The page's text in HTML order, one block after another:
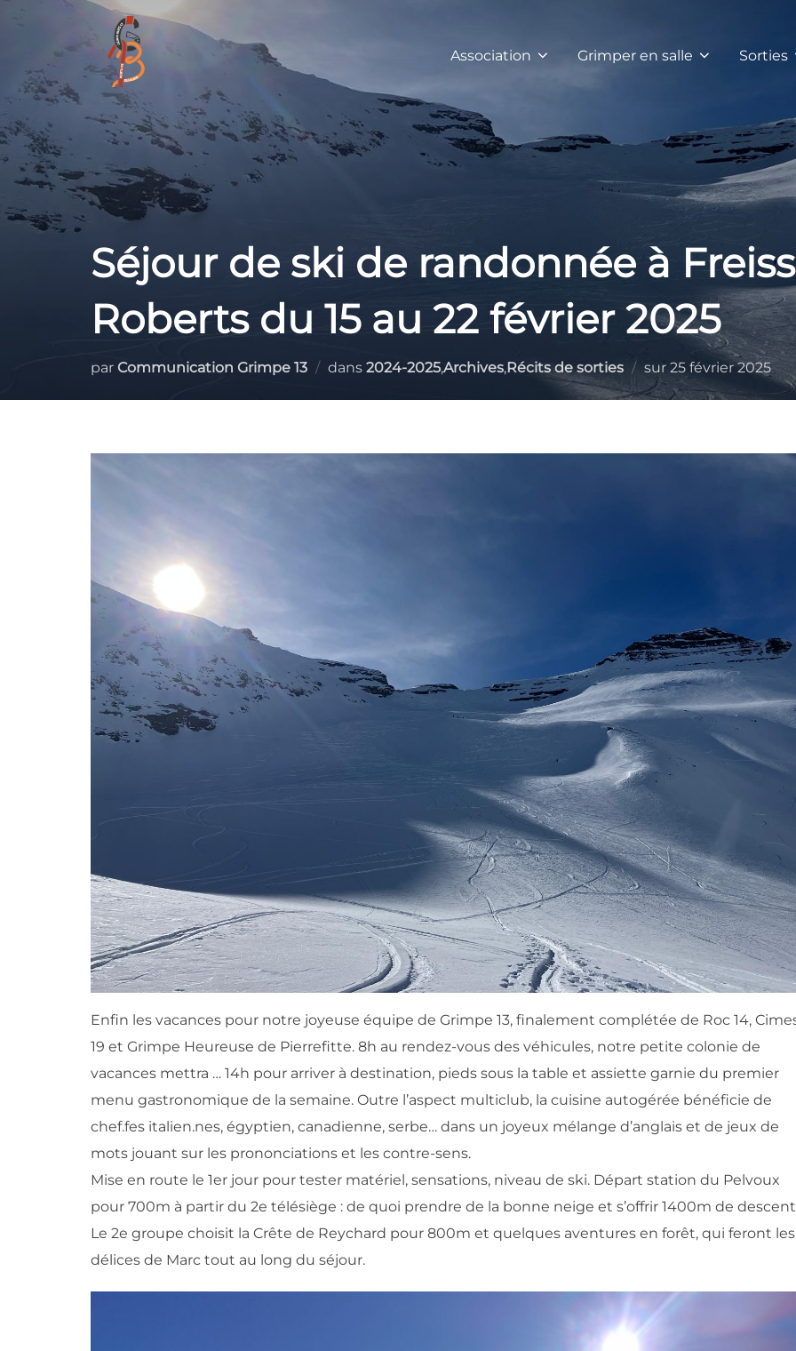
contenu
Association Grimper en salle Sorties
Séjour de ski de randonnée à
Roberts du 15 au 22 février 2025
par Communication Grimpe 13 dans 2024-2025,Archives,Récits de sorties sur Publié
le
25 février 2025
Enfin les vacances pour notre joyeuse équipe de Grimpe 13, finalement complétée de Roc 14,
19 et Grimpe Heureuse de Pierrefitte. 8h au rendez-vous des véhicules, notre petite colonie de
vacances mettra … 14h pour arriver à destination, pieds sous la table et assiette garnie du premier
menu gastronomique de la semaine. Outre l’aspect multiclub, la cuisine autogérée bénéficie de
chef.fes italien.nes, égyptien, canadienne, serbe… dans un joyeux mélange d’anglais et de jeux de
mots jouant sur les prononciations et les contre-sens.
Mise en route le 1er jour pour tester matériel, sensations, niveau de ski. Départ station du Pelvoux
pour 700m à partir du 2e télésiège : de quoi prendre de la bonne neige et s’offrir 1400m de
Le 2e groupe choisit la Crête de Reychard pour 800m et quelques aventures en forêt, qui feront les
délices de Marc tout au long du séjour.